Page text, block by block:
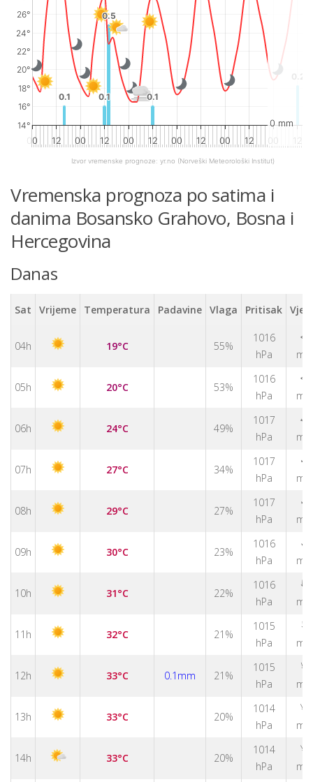
Izvor vremenske prognoze: yr.no (Norveški Meteorološki Institut)
14°
16°
18°
20°
22°
24°
26°
0 mm
0.1
0.1 0.1
0.1
0.5
0.5
0.1
0.1
00 12 00 12 00 12 00 12 00 12 00 12
Vremenska prognoza po satima i
danima Bosansko Grahovo, Bosna i
Hercegovina
Danas
Sat Vrijeme Temperatura Padavine Vlaga Pritisak
04h 19°C 55%
1016
hPa
↑
m/s
05h 20°C 53%
1016
hPa
↑
m/s
06h 24°C 49%
1017
hPa
↑
m/s
07h 27°C 34%
1017
hPa
↑
m/s
08h 29°C 27%
1017
hPa
↑
m/s
09h 30°C 23%
1016
hPa
↑
m/s
10h 31°C 22%
1016
hPa
↑
m/s
11h 32°C 21%
1015
hPa
↑
m/s
12h 33°C 0.1mm 21%
1015
hPa
↑
m/s
13h 33°C 20%
1014
hPa
↑
m/s
14h 33°C 20%
1014
hPa
↑
m/s